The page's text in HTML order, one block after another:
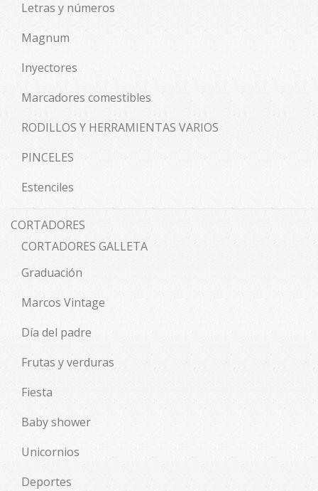
Letras y números
Magnum
Inyectores
Marcadores comestibles
RODILLOS Y HERRAMIENTAS VARIOS
PINCELES
Estenciles
CORTADORES
CORTADORES GALLETA
Graduación
Marcos Vintage
Día del padre
Frutas y verduras
Fiesta
Baby shower
Unicornios
Deportes